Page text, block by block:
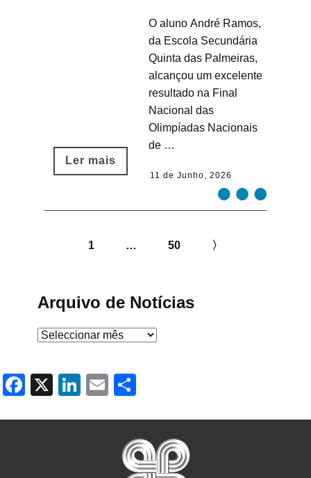
O aluno André Ramos,
da Escola Secundária
Quinta das Palmeiras,
alcançou um excelente
resultado na Final
Nacional das
Olimpíadas Nacionais
de …
11 de Junho, 2026
Ler mais​
1 … 50 〉
Arquivo de Notícias
Arquivo
Facebook
X LinkedIn
Email